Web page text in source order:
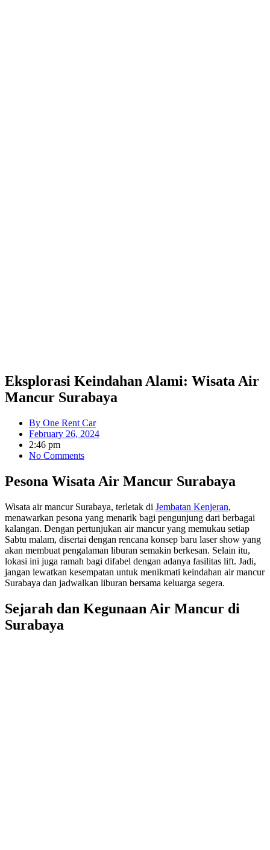
Eksplorasi Keindahan Alami: Wisata Air
Mancur Surabaya
By One Rent Car
February 26, 2024
2:46 pm
No Comments
Pesona Wisata Air Mancur Surabaya
Wisata air mancur Surabaya, terletak di Jembatan Kenjeran,
menawarkan pesona yang menarik bagi pengunjung dari berbagai
kalangan. Dengan pertunjukan air mancur yang memukau setiap
Sabtu malam, disertai dengan rencana konsep baru laser show yang
akan membuat pengalaman liburan semakin berkesan. Selain itu,
lokasi ini juga ramah bagi difabel dengan adanya fasilitas lift. Jadi,
jangan lewatkan kesempatan untuk menikmati keindahan air mancur
Surabaya dan jadwalkan liburan bersama keluarga segera.
Sejarah dan Kegunaan Air Mancur di
Surabaya